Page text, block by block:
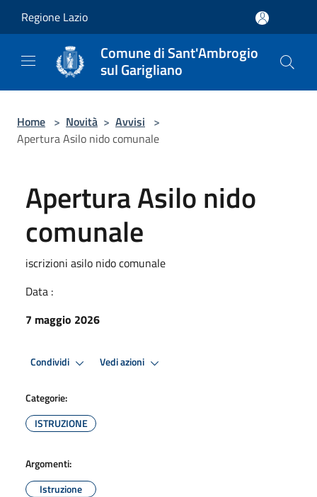
Regione Lazio
Comune di Sant'Ambrogio
sul Garigliano
Home > Novità > Avvisi >
Apertura Asilo nido comunale
Apertura Asilo nido
comunale
iscrizioni asilo nido comunale
Data :
7 maggio 2026
Condividi Vedi azioni
Categorie:
ISTRUZIONE
Argomenti:
Istruzione